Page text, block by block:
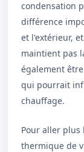
condensation
différence
et l'extérieur,
maintient pas
également
qui pourrait
chauffage.
Pour aller plus
thermique de